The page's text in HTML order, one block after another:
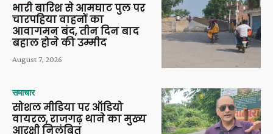
भारी बारिश से आमघाट पुल पर
चारपहिया वाहनों का
आवागमन बंद, तीन दिन बाद
बहाल होने की उम्मीद
August 7, 2026
समाचार
सोशल मीडिया पर ऑडियो
वायरल, राजगढ़ थाने का मुख्य
आरक्षी निलंबित